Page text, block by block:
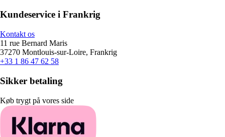
Kundeservice i Frankrig
Kontakt os
11 rue Bernard Maris
37270 Montlouis-sur-Loire, Frankrig
+33 1 86 47 62 58
Sikker betaling
Køb trygt på vores side